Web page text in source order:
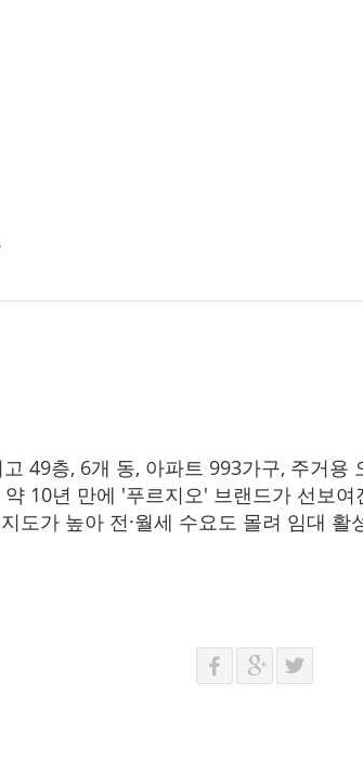
49층, 6개 동, 아파트 993가구, 주거
10년 만에 '푸르지오' 브랜드가 선보
도가 높아 전·월세 수요도 몰려 임대